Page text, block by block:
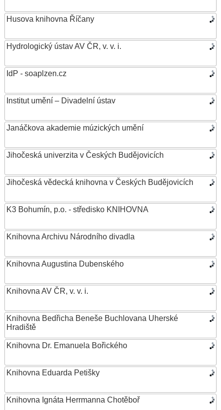
Husova knihovna Říčany
Hydrologický ústav AV ČR, v. v. i.
IdP - soaplzen.cz
Institut umění – Divadelní ústav
Janáčkova akademie múzických umění
Jihočeská univerzita v Českých Budějovicích
Jihočeská vědecká knihovna v Českých Budějovicích
K3 Bohumín, p.o. - středisko KNIHOVNA
Knihovna Archivu Národního divadla
Knihovna Augustina Dubenského
Knihovna AV ČR, v. v. i.
Knihovna Bedřicha Beneše Buchlovana Uherské
Hradiště
Knihovna Dr. Emanuela Bořického
Knihovna Eduarda Petišky
Knihovna Ignáta Herrmanna Chotěboř